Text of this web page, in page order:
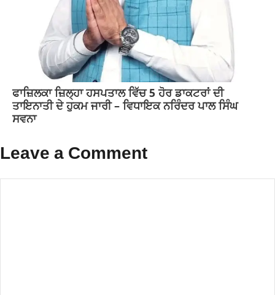
ਫਾਜ਼ਿਲਕਾ ਜ਼ਿਲ੍ਹਾ ਹਸਪਤਾਲ ਵਿੱਚ 5 ਹੋਰ ਡਾਕਟਰਾਂ ਦੀ
ਤਾਇਨਾਤੀ ਦੇ ਹੁਕਮ ਜਾਰੀ – ਵਿਧਾਇਕ ਨਰਿੰਦਰ ਪਾਲ ਸਿੰਘ
ਸਵਨਾ
Leave a Comment